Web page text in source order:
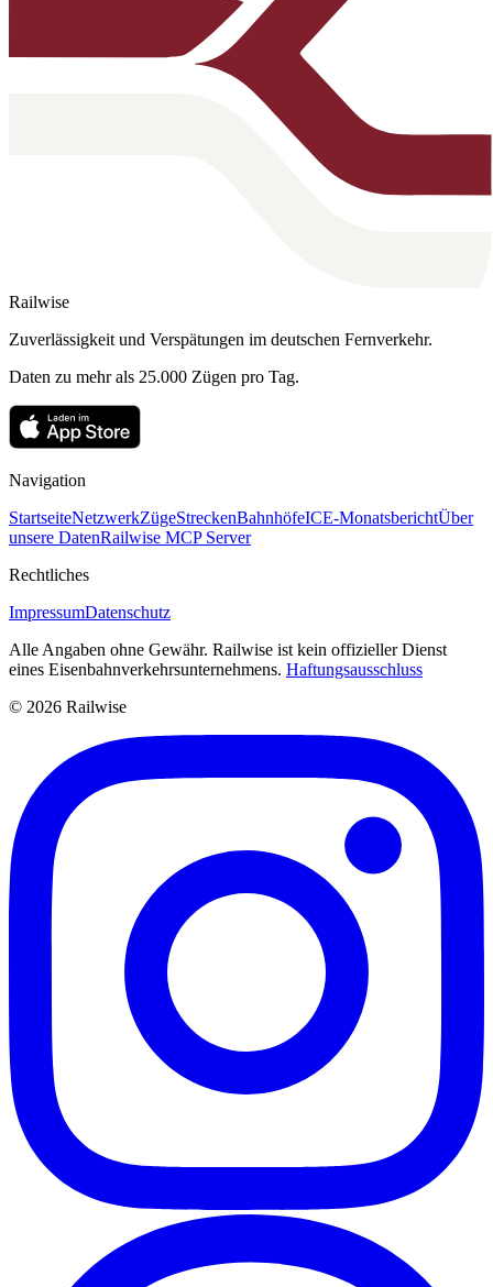
Railwise
Zuverlässigkeit und Verspätungen im deutschen Fernverkehr.
Daten zu mehr als 25.000 Zügen pro Tag.
Navigation
StartseiteNetzwerkZügeStreckenBahnhöfeICE-MonatsberichtÜber
unsere DatenRailwise MCP Server
Rechtliches
ImpressumDatenschutz
Alle Angaben ohne Gewähr. Railwise ist kein offizieller Dienst
eines Eisenbahnverkehrsunternehmens. Haftungsausschluss
© 2026 Railwise